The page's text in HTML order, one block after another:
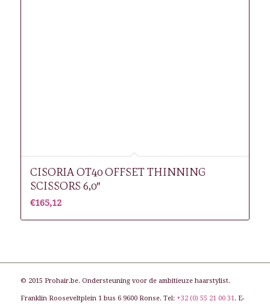
CISORIA OT40 OFFSET THINNING
SCISSORS 6,0″
€165,12
© 2015 Prohair.be. Ondersteuning voor de ambitieuze haarstylist.
Franklin Rooseveltplein 1 bus 6 9600 Ronse. Tel: +32 (0) 55 21 00 31. E-